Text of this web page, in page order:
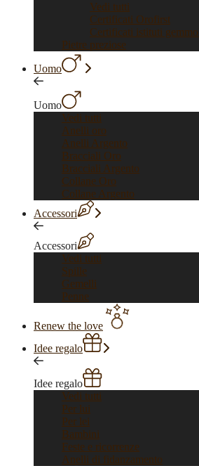
Vedi tutti
Certificati Orofirst
Certificati istituti
Pietre preziose
Uomo
Uomo
Vedi tutti
Anelli oro
Anelli Argento
Bracciali Oro
Bracciali Argento
Collane Oro
Collane Argento
Accessori
Accessori
Vedi tutti
Spille
Gemelli
Penne
Renew the love
Idee regalo
Idee regalo
Vedi tutti
Per lui
Per lei
Bambini
Feste e ricorrenze
Anelli di fidanzamento